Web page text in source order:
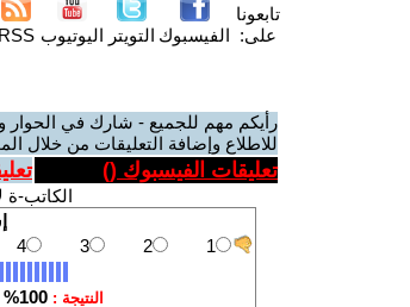
تابعونا
على: الفيسبوك التويتر اليوتيوب RSS
رأيكم مهم للجميع - شارك في الحوار
للاطلاع وإضافة التعليقات من خلال
تعليقات الفيسبوك ()
الكاتب-ة